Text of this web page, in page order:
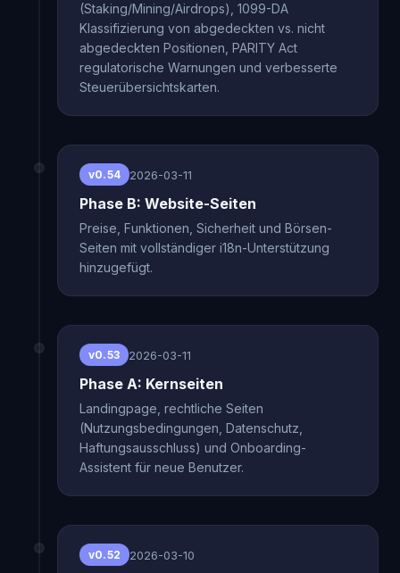
(Staking/Mining/Airdrops), 1099-DA
Klassifizierung von abgedeckten vs. nicht
abgedeckten Positionen, PARITY Act
regulatorische Warnungen und verbesserte
Steuerübersichtskarten.
v0.54 2026-03-11
Phase B: Website-Seiten
Preise, Funktionen, Sicherheit und Börsen-
Seiten mit vollständiger i18n-Unterstützung
hinzugefügt.
v0.53 2026-03-11
Phase A: Kernseiten
Landingpage, rechtliche Seiten
(Nutzungsbedingungen, Datenschutz,
Haftungsausschluss) und Onboarding-
Assistent für neue Benutzer.
v0.52 2026-03-10